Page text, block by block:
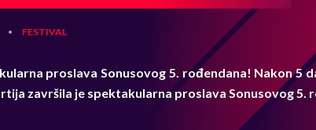
• FESTIVAL
proslava Sonusovog 5. rođendana! Nakon 5
završila je spektakularna proslava Sonusovog 5.